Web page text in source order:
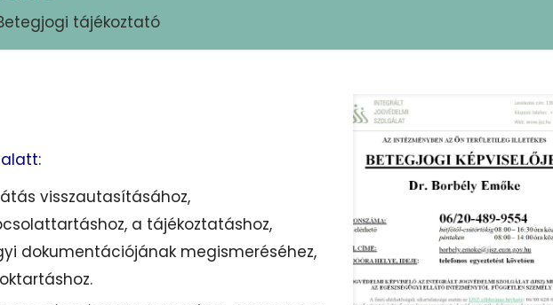
tájékoztató
visszautasításához,
a tájékoztatáshoz,
dokumentációjának megismeréséhez,